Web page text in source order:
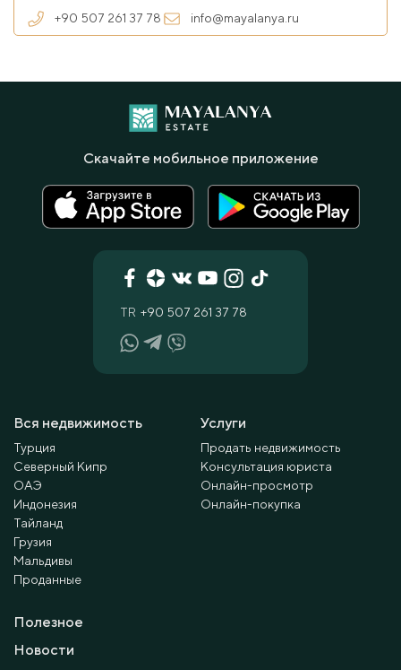
+90 507 261 37 78 info@mayalanya.ru
Вся недвижимость
Турция
Северный Кипр
ОАЭ
Индонезия
Тайланд
Грузия
Мальдивы
Проданные
Услуги
Продать недвижимость
Консультация юриста
Онлайн-просмотр
Онлайн-покупка
Полезное
Новости
TR +90 507 261 37 78
Скачайте мобильное приложение